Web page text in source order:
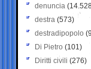
denuncia
destra (573)
destradipopolo
Di Pietro (101)
Diritti civili (276)